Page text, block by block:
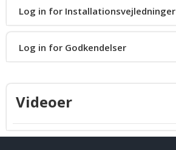
HighLighter
HighLighter PLUS
Log in for Installationsvejledninger
Log in for Godkendelser
Videoer